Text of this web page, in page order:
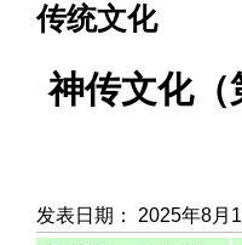
传统文化
神传文化（
发表日期： 2025年8月